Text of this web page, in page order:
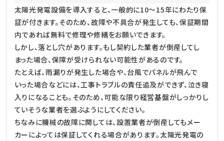
太陽光発電設備を導入すると、一般的に10～15年にわたり保
証が付きます。そのため、故障や不具合が発生しても、保証期間
内であれば無料で修理や修繕をお願いできます。
しかし、落とし穴があります。もし契約した業者が倒産してし
まった場合、保障が受けられない可能性があるのです。
たとえば、雨漏りが発生した場合や、台風でパネルが飛んで
いった場合などには、工事トラブルの責任追及ができず、泣き寝
入りになることも。そのため、可能な限り経営基盤がしっかりし
ていそうな業者を選ぶようにしてください。
ちなみに機械の故障に関しては、設置業者が倒産してもメー
カーによっては保証してくれる場合があります。太陽光発電の